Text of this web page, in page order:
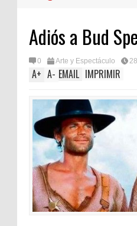
Adiós a Bud
0 Arte y Espectáculo
A+ A- EMAIL IMPRIMIR